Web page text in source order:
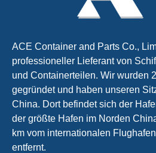
ACE Container and Parts Co.,
professioneller Lieferant von
und Containerteilen. Wir wurden
gegründet und haben unseren
China. Dort befindet sich der
der größte Hafen im Norden
km vom internationalen
entfernt.